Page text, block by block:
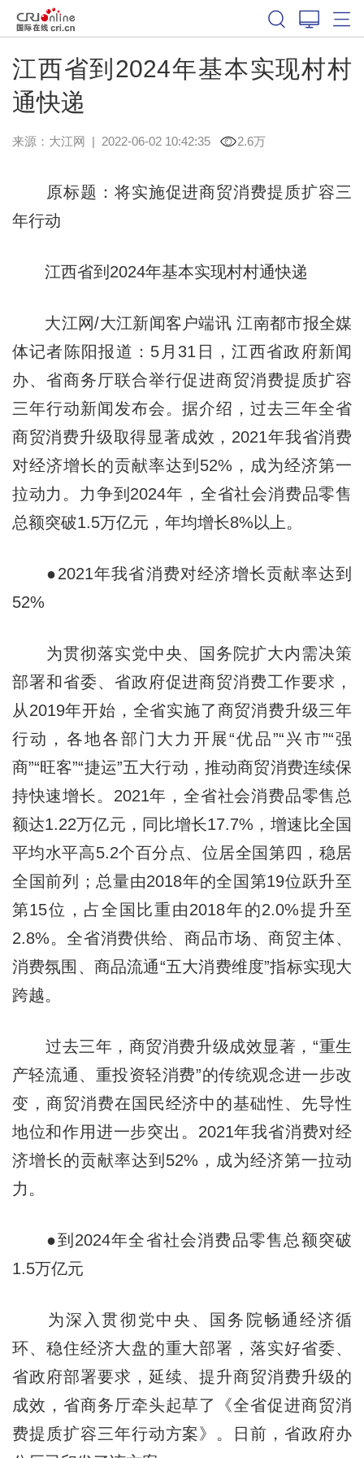
江西省到2024年基本实现村村
通快递
来源： 大江网 | 2022-06-02 10:42:35 2.6万
原标题：将实施促进商贸消费提质扩容三
年行动
江西省到2024年基本实现村村通快递
大江网/大江新闻客户端讯 江南都市报全媒
体记者陈阳报道：5月31日，江西省政府新闻
办、省商务厅联合举行促进商贸消费提质扩容
三年行动新闻发布会。据介绍，过去三年全省
商贸消费升级取得显著成效，2021年我省消费
对经济增长的贡献率达到52%，成为经济第一
拉动力。力争到2024年，全省社会消费品零售
总额突破1.5万亿元，年均增长8%以上。
●2021年我省消费对经济增长贡献率达到
52%
为贯彻落实党中央、国务院扩大内需决策
部署和省委、省政府促进商贸消费工作要求，
从2019年开始，全省实施了商贸消费升级三年
行动，各地各部门大力开展“优品”“兴市”“强
商”“旺客”“捷运”五大行动，推动商贸消费连续保
持快速增长。2021年，全省社会消费品零售总
额达1.22万亿元，同比增长17.7%，增速比全国
平均水平高5.2个百分点、位居全国第四，稳居
全国前列；总量由2018年的全国第19位跃升至
第15位，占全国比重由2018年的2.0%提升至
2.8%。全省消费供给、商品市场、商贸主体、
消费氛围、商品流通“五大消费维度”指标实现大
跨越。
过去三年，商贸消费升级成效显著，“重生
产轻流通、重投资轻消费”的传统观念进一步改
变，商贸消费在国民经济中的基础性、先导性
地位和作用进一步突出。2021年我省消费对经
济增长的贡献率达到52%，成为经济第一拉动
力。
●到2024年全省社会消费品零售总额突破
1.5万亿元
为深入贯彻党中央、国务院畅通经济循
环、稳住经济大盘的重大部署，落实好省委、
省政府部署要求，延续、提升商贸消费升级的
成效，省商务厅牵头起草了《全省促进商贸消
费提质扩容三年行动方案》。日前，省政府办